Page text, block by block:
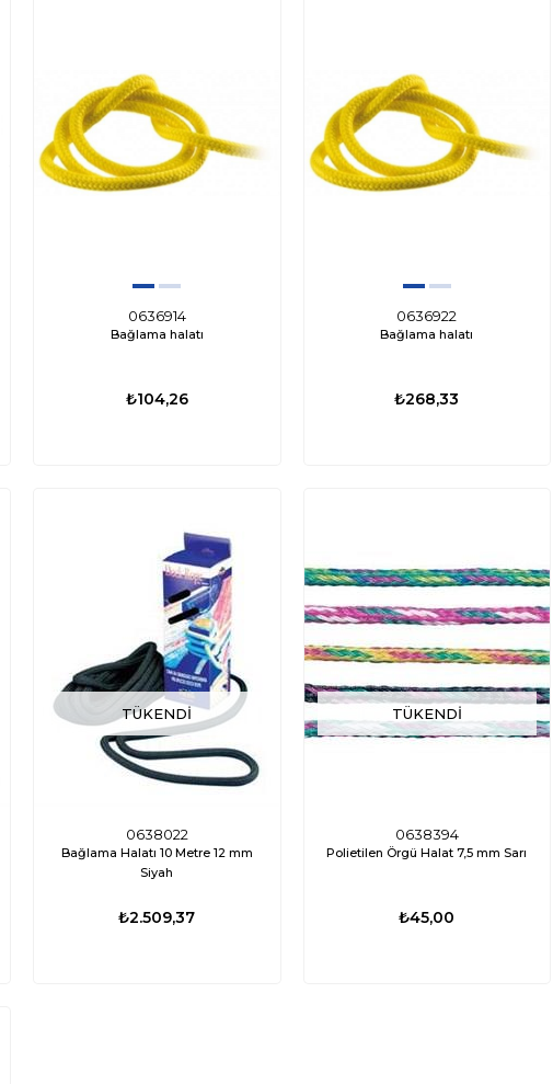
Labarka Uzaktan Kumandalı LED
Projektör 12/24V 60W Beyaz (Flaş/SOS)
Attwood Tsunami Mk2 Livar Pompası 800
GPH 12V
0636914
Bağlama halatı
₺104,26
0636922
Bağlama halatı
₺268,33
TÜKENDI
0638022
Bağlama Halatı 10 Metre 12 mm
Siyah
₺2.509,37
TÜKENDI
0638394
Polietilen Örgü Halat 7,5 mm Sarı
₺45,00